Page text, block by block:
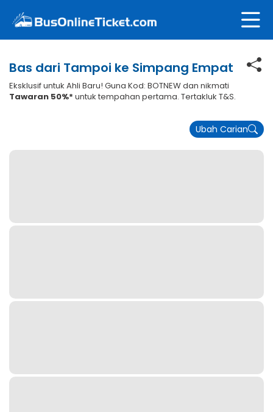
Bas dari Tampoi ke Simpang Empat
Eksklusif untuk Ahli Baru! Guna Kod: BOTNEW dan nikmati
Tawaran 50%* untuk tempahan pertama. Tertakluk T&S.
Ubah Carian